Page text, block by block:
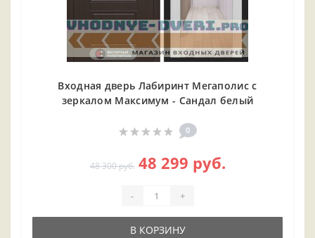
Входная дверь Лабиринт Мегаполис с
зеркалом Максимум - Сандал белый
0
48 300 руб. 48 299 руб.
- +
В КОРЗИНУ